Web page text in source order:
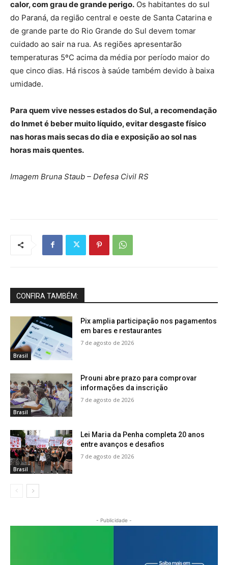
calor, com grau de grande perigo. Os habitantes do sul
do Paraná, da região central e oeste de Santa Catarina e
de grande parte do Rio Grande do Sul devem tomar
cuidado ao sair na rua. As regiões apresentarão
temperaturas 5ºC acima da média por período maior do
que cinco dias. Há riscos à saúde também devido à baixa
umidade.
Para quem vive nesses estados do Sul, a recomendação
do Inmet é beber muito líquido, evitar desgaste físico
nas horas mais secas do dia e exposição ao sol nas
horas mais quentes.
Imagem Bruna Staub – Defesa Civil RS
CONFIRA TAMBÉM:
Brasil
Pix amplia participação nos pagamentos
em bares e restaurantes
7 de agosto de 2026
Brasil
Prouni abre prazo para comprovar
informações da inscrição
7 de agosto de 2026
Brasil
Lei Maria da Penha completa 20 anos
entre avanços e desafios
7 de agosto de 2026
- Publicidade -